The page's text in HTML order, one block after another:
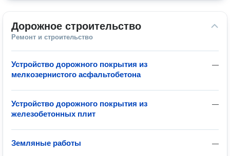
Дорожное строительство
Ремонт и строительство
—
Устройство дорожного покрытия из
мелкозернистого асфальтобетона
—
Устройство дорожного покрытия из
железобетонных плит
—
Земляные работы